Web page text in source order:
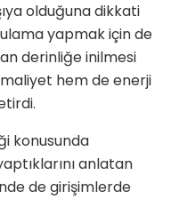
olduğuna dikkati
yapmak için de
derinliğe inilmesi
hem de enerji
konusunda
anlatan
de girişimlerde